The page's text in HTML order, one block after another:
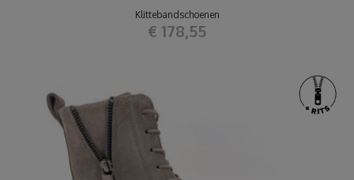
Klittebandschoenen
€ 178,55